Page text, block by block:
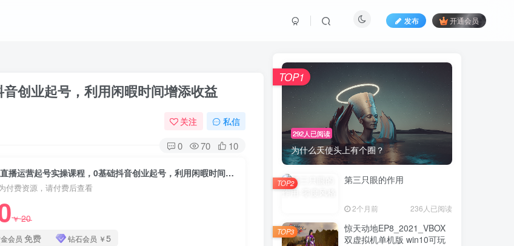
发布 开通会员
创业起号，利用闲暇时间增添收益
关注 私信
0 70 10
新媒体直播运营起号实操课程，0基础抖音创业起号，利用闲暇时间增添收益
付费资源，请付费后查看
￥20
会员 免费 钻石会员 ￥5
292人已阅读
为什么天使头上有个圈？
TOP1
第三只眼的作用
2个月前 236人已阅读
TOP2
惊天动地EP8_2021_VBOX
双虚拟机单机版 win10可玩
TOP3